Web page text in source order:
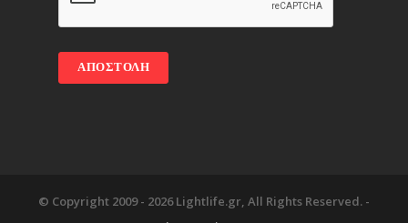
© Copyright 2009 - 2026 Lightlife.gr, All Rights Reserved. -